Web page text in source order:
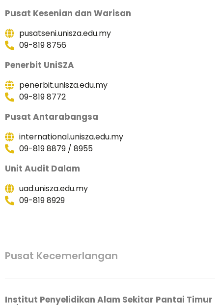
Pusat Kesenian dan Warisan
pusatseni.unisza.edu.my
09-819 8756
Penerbit UniSZA
penerbit.unisza.edu.my
09-819 8772
Pusat Antarabangsa
international.unisza.edu.my
09-819 8879 / 8955
Unit Audit Dalam
uad.unisza.edu.my
09-819 8929
Pusat Kecemerlangan
Institut Penyelidikan Alam Sekitar Pantai Timur